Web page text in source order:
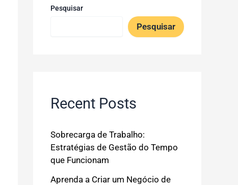
Pesquisar
Pesquisar
Recent Posts
Sobrecarga de Trabalho:
Estratégias de Gestão do Tempo
que Funcionam
Aprenda a Criar um Negócio de